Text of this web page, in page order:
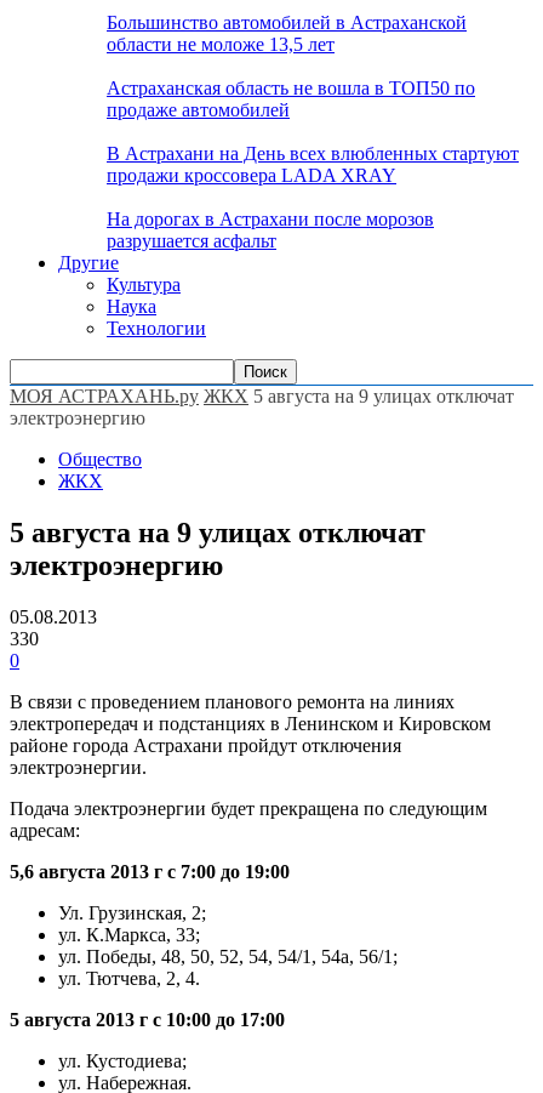
Большинство автомобилей в Астраханской
области не моложе 13,5 лет
Астраханская область не вошла в ТОП50 по
продаже автомобилей
В Астрахани на День всех влюбленных стартуют
продажи кроссовера LADA XRAY
На дорогах в Астрахани после морозов
разрушается асфальт
Другие
Культура
Наука
Технологии
МОЯ АСТРАХАНЬ.ру ЖКХ 5 августа на 9 улицах отключат
электроэнергию
Общество
ЖКХ
5 августа на 9 улицах отключат
электроэнергию
05.08.2013
330
0
В связи с проведением планового ремонта на линиях
электропередач и подстанциях в Ленинском и Кировском
районе города Астрахани пройдут отключения
электроэнергии.
Подача электроэнергии будет прекращена по следующим
адресам:
5,6 августа 2013 г с 7:00 до 19:00
Ул. Грузинская, 2;
ул. К.Маркса, 33;
ул. Победы, 48, 50, 52, 54, 54/1, 54а, 56/1;
ул. Тютчева, 2, 4.
5 августа 2013 г с 10:00 до 17:00
ул. Кустодиева;
ул. Набережная.